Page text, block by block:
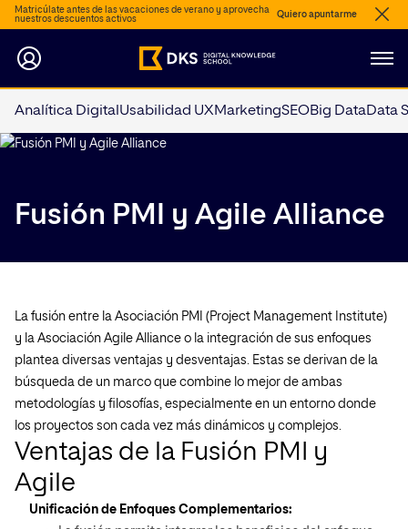
Matricúlate antes de las vacaciones de verano y aprovecha
nuestros descuentos activos
Quiero apuntarme
Analítica Digital Usabilidad UXMarketingSEOBig DataData
Fusión PMI y Agile Alliance
La fusión entre la Asociación PMI (Project Management Institute)
y la Asociación Agile Alliance o la integración de sus enfoques
plantea diversas ventajas y desventajas. Estas se derivan de la
búsqueda de un marco que combine lo mejor de ambas
metodologías y filosofías, especialmente en un entorno donde
los proyectos son cada vez más dinámicos y complejos.
Ventajas de la Fusión PMI y
Agile
Unificación de Enfoques Complementarios: